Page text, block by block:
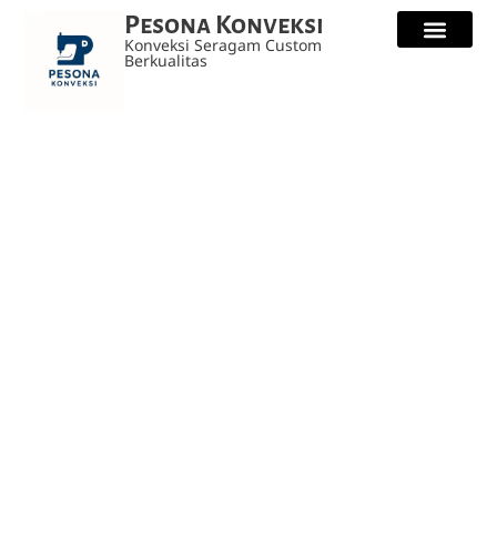
Pesona Konveksi
Konveksi Seragam Custom
Berkualitas